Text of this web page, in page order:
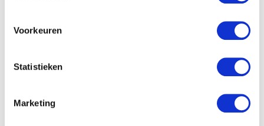
Voorkeuren
Statistieken
Marketing